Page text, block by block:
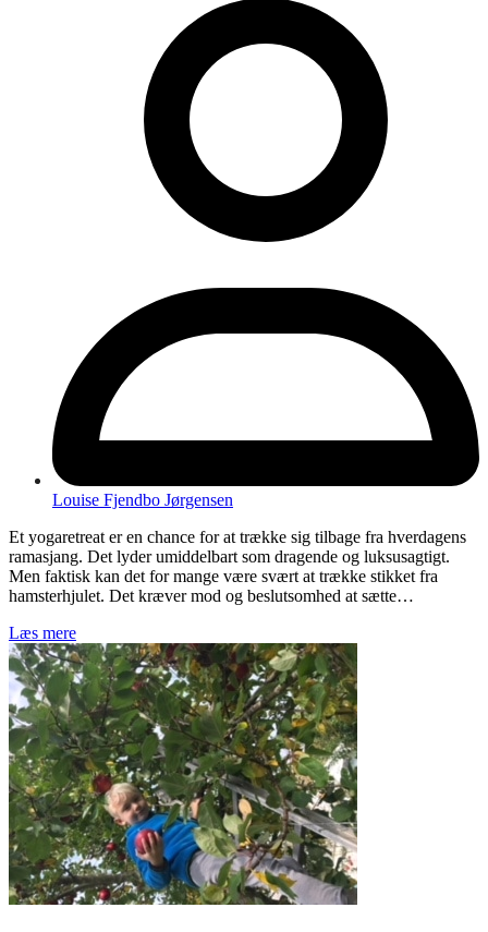
Louise Fjendbo Jørgensen
Et yogaretreat er en chance for at trække sig tilbage fra hverdagens
ramasjang. Det lyder umiddelbart som dragende og luksusagtigt.
Men faktisk kan det for mange være svært at trække stikket fra
hamsterhjulet. Det kræver mod og beslutsomhed at sætte…
Læs mere